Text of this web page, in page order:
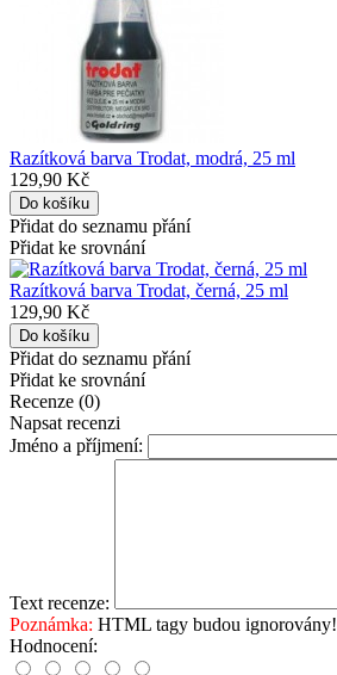
Razítková barva Trodat, modrá, 25 ml
129,90 Kč
Přidat do seznamu přání
Přidat ke srovnání
Razítková barva Trodat, černá, 25 ml
129,90 Kč
Přidat do seznamu přání
Přidat ke srovnání
Recenze (0)
Napsat recenzi
Jméno a příjmení:
Text recenze:
Poznámka: HTML tagy budou ignorovány!
Hodnocení: